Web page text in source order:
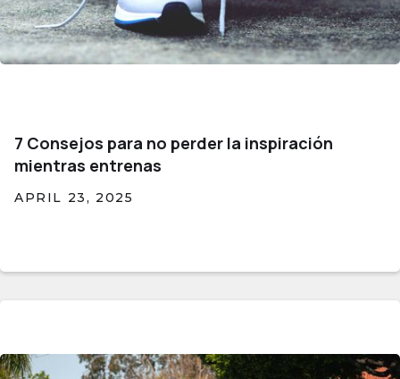
7 Consejos para no perder la inspiración
mientras entrenas
APRIL 23, 2025